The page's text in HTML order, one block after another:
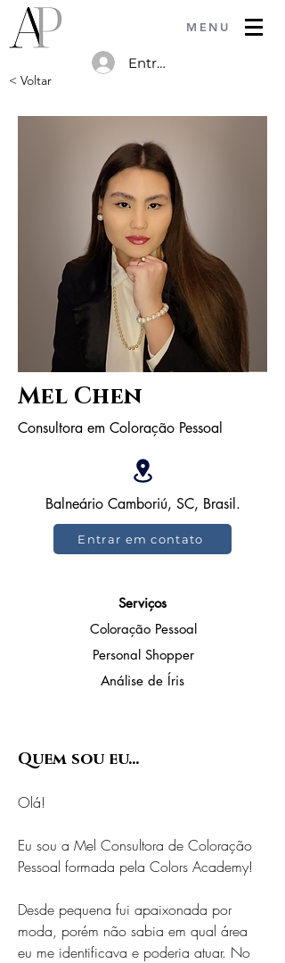
MENU
Entrar
< Voltar
Mel Chen
Consultora em Coloração Pessoal
Balneário Camboriú, SC, Brasil.
Entrar em contato
Serviços
Coloração Pessoal
Personal Shopper
Análise de Íris
Quem sou eu...
Olá!
Eu sou a Mel Consultora de Coloração
Pessoal formada pela Colors Academy!
Desde pequena fui apaixonada por
moda, porém não sabia em qual área
eu me identificava e poderia atuar. No